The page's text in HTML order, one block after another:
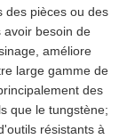
des pièces ou des
avoir besoin de
améliore
large gamme de
des
que le tungstène;
résistants à